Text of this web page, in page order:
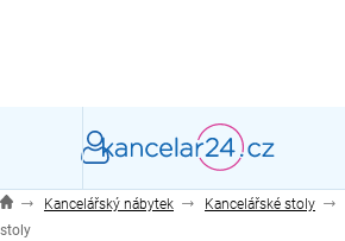
Kancelářský nábytek Kancelářské stoly
stoly